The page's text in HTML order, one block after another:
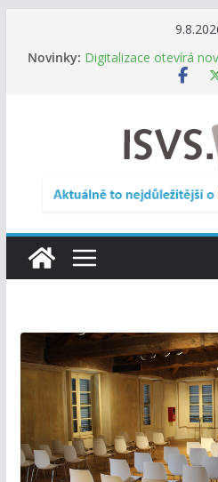
Novinky: Digitalizace otevírá
nemusí zanikat,
DIA: Informační
(ISDŘ) je od července
RVIS – Výbor pro
zveřejnil materiály z
Informace o obcích